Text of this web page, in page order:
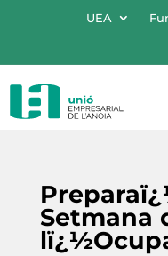
UEA
Setmana